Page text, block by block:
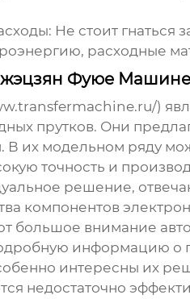
Не стоит гнаться
расходные
Фуюе
)
прутков. Они
их модельном ряду
точность и
решение,
компонентов
внимание
информацию
интересны их
недостаточно